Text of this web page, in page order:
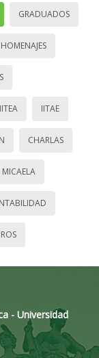
GRADUADOS
HOMENAJES
IITEA IITAE
CHARLAS
MICAELA
- Universidad